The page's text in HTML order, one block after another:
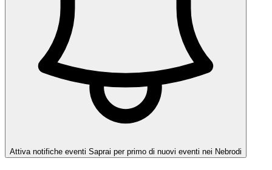
Attiva notifiche eventi Saprai per primo di nuovi eventi nei Nebrodi